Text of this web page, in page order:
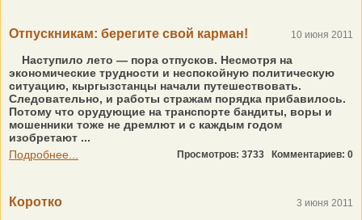
Отпускникам: берегите свой карман! 10 июня 2011
Наступило лето — пора отпусков. Несмотря на
экономические трудности и неспокойную политическую
ситуацию, кыргызстанцы начали путешествовать.
Следовательно, и работы стражам порядка прибавилось.
Потому что орудующие на транспорте бандиты, воры и
мошенники тоже не дремлют и с каждым годом
изобретают ...
Подробнее...
Просмотров: 3733 Комментариев: 0
Коротко 3 июня 2011